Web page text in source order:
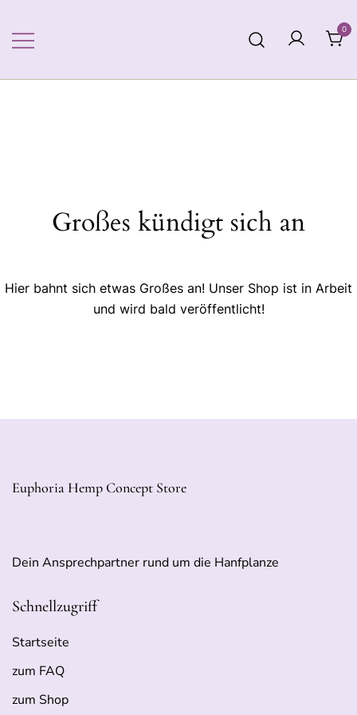
Inhalt
springen
0
Großes kündigt sich an
Hier bahnt sich etwas Großes an! Unser Shop ist in Arbeit
und wird bald veröffentlicht!
Euphoria Hemp Concept Store
Dein Ansprechpartner rund um die Hanfplanze
Schnellzugriff
Startseite
zum FAQ
zum Shop